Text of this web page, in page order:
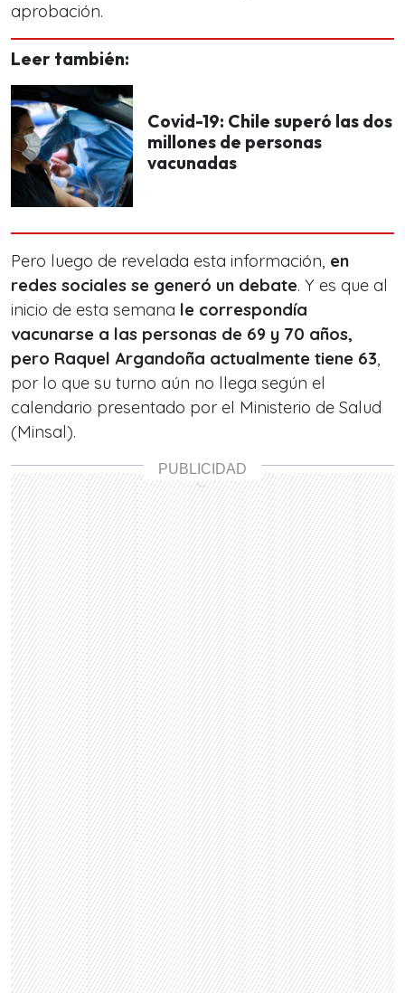
aprobación.
Leer también:
Covid-19: Chile superó las dos
millones de personas
vacunadas
Pero luego de revelada esta información, en
redes sociales se generó un debate. Y es que al
inicio de esta semana le correspondía
vacunarse a las personas de 69 y 70 años,
pero Raquel Argandoña actualmente tiene 63,
por lo que su turno aún no llega según el
calendario presentado por el Ministerio de Salud
(Minsal).